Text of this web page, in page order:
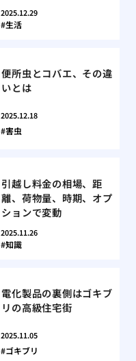
2025.12.29
生活
便所虫とコバエ、その違
いとは
2025.12.18
害虫
引越し料金の相場、距
離、荷物量、時期、オプ
ションで変動
2025.11.26
知識
電化製品の裏側はゴキブ
リの高級住宅街
2025.11.05
ゴキブリ